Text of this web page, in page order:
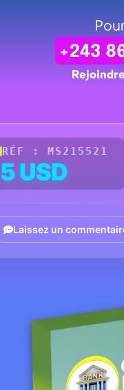
+243
RÉF : MS215521
5 USD
Laissez un